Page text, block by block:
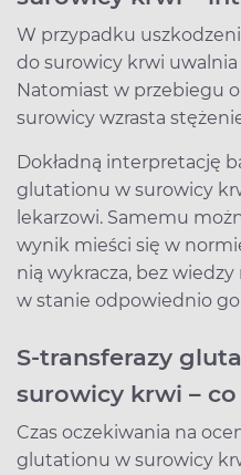
W przypadku
do surowicy krwi uwalnia
Natomiast w przebiegu
surowicy wzrasta
Dokładną interpretację
glutationu w surowicy
lekarzowi. Samemu
wynik mieści się w
nią wykracza, bez
w stanie odpowiednio
S-transferazy
surowicy krwi –
Czas oczekiwania na
glutationu w surowicy